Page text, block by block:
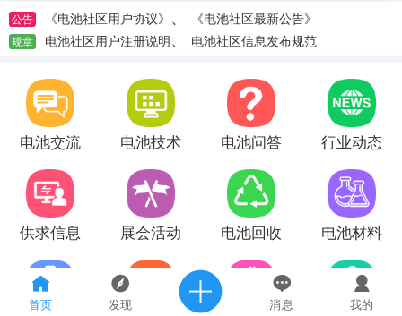
首页 发现 消息 我的
公告 《电池社区用户协议》 、 《电池社区最新公告》
规章 电池社区用户注册说明、 电池社区信息发布规范
电池交流 电池技术 电池问答 行业动态
供求信息 展会活动 电池回收 电池材料